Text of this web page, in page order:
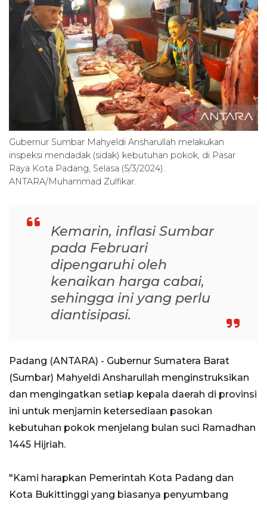
Gubernur Sumbar Mahyeldi Ansharullah melakukan
inspeksi mendadak (sidak) kebutuhan pokok, di Pasar
Raya Kota Padang, Selasa (5/3/2024).
ANTARA/Muhammad Zulfikar.
Kemarin, inflasi Sumbar
pada Februari
dipengaruhi oleh
kenaikan harga cabai,
sehingga ini yang perlu
diantisipasi.
Padang (ANTARA) - Gubernur Sumatera Barat
(Sumbar) Mahyeldi Ansharullah menginstruksikan
dan mengingatkan setiap kepala daerah di provinsi
ini untuk menjamin ketersediaan pasokan
kebutuhan pokok menjelang bulan suci Ramadhan
1445 Hijriah.
"Kami harapkan Pemerintah Kota Padang dan
Kota Bukittinggi yang biasanya penyumbang